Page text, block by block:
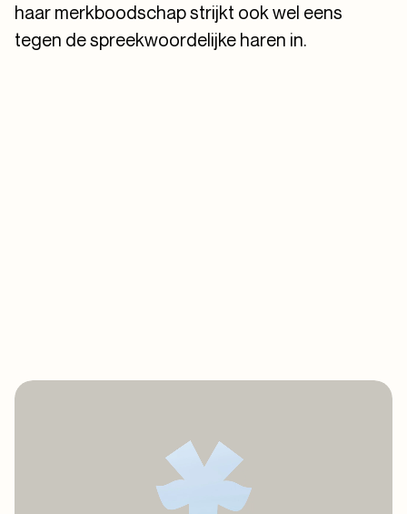
haar merkboodschap strijkt ook wel eens
tegen de spreekwoordelijke haren in.